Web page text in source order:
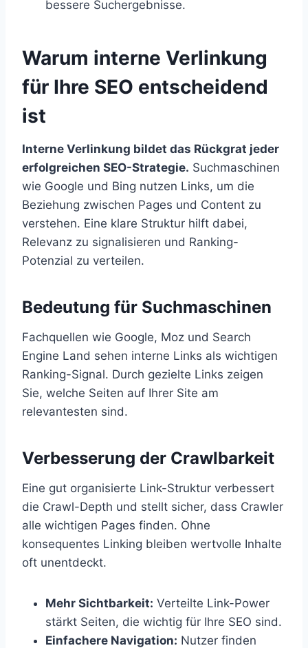
bessere Suchergebnisse.
Warum interne Verlinkung
für Ihre SEO entscheidend
ist
Interne Verlinkung bildet das Rückgrat jeder
erfolgreichen SEO-Strategie. Suchmaschinen
wie Google und Bing nutzen Links, um die
Beziehung zwischen Pages und Content zu
verstehen. Eine klare Struktur hilft dabei,
Relevanz zu signalisieren und Ranking-
Potenzial zu verteilen.
Bedeutung für Suchmaschinen
Fachquellen wie Google, Moz und Search
Engine Land sehen interne Links als wichtigen
Ranking-Signal. Durch gezielte Links zeigen
Sie, welche Seiten auf Ihrer Site am
relevantesten sind.
Verbesserung der Crawlbarkeit
Eine gut organisierte Link-Struktur verbessert
die Crawl-Depth und stellt sicher, dass Crawler
alle wichtigen Pages finden. Ohne
konsequentes Linking bleiben wertvolle Inhalte
oft unentdeckt.
Mehr Sichtbarkeit: Verteilte Link-Power
stärkt Seiten, die wichtig für Ihre SEO sind.
Einfachere Navigation: Nutzer finden